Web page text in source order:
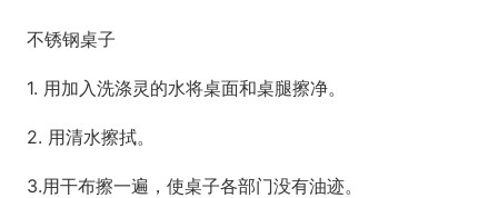
不锈钢桌子
1. 用加入洗涤灵的水将桌面和桌腿擦净。
2. 用清水擦拭。
3.用干布擦一遍，使桌子各部门没有油迹。